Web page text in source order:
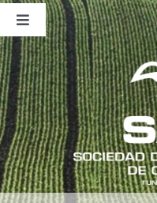
Saltar
contenido
Toggle
Navigation
Nosotros
Publicaciones
Sala de Prensa
Eventos